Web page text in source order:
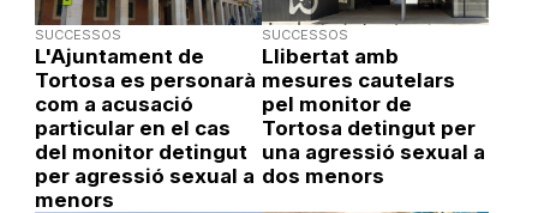
SUCCESSOS
L'Ajuntament de
Tortosa es personarà
com a acusació
particular en el cas
del monitor detingut
per agressió sexual a
menors
SUCCESSOS
Llibertat amb
mesures cautelars
pel monitor de
Tortosa detingut per
una agressió sexual a
dos menors